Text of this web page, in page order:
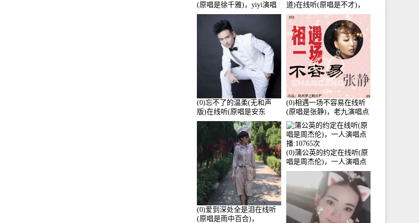
(原唱是徐千雅)，yiyi演唱
点播:21991次
道)在线听(原唱是不才)，
HGBai演唱点播:19428次
(0)忘不了的温柔(无和声
版)在线听(原唱是安东
阳)，老九演唱点播:17392
次
(0)相遇一场不容易在线听
(原唱是张静)，老九演唱点
播:11453次
(0)爱到深处全是泪在线听
(原唱是雨中百合)，
(0)蒲公英的约定在线听(原
唱是周杰伦)，一人演唱点
播:10765次